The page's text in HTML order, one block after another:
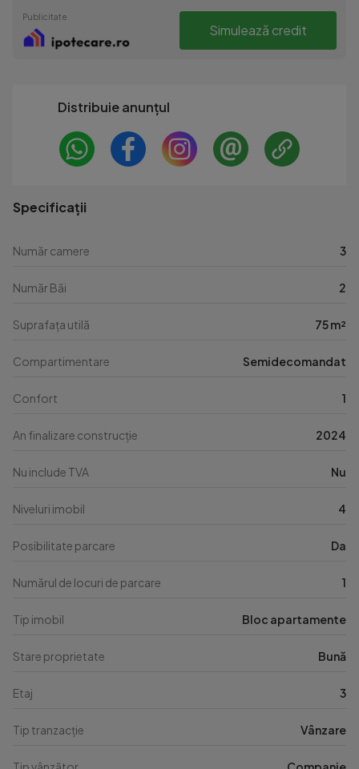
Publicitate
Simulează credit
Distribuie anunțul
Specificații
Număr camere 3
Număr Băi 2
Suprafața utilă 75 m²
Compartimentare Semidecomandat
Confort 1
An finalizare construcție 2024
Nu include TVA Nu
Niveluri imobil 4
Posibilitate parcare Da
Numărul de locuri de parcare 1
Tip imobil Bloc apartamente
Stare proprietate Bună
Etaj 3
Tip tranzacție Vânzare